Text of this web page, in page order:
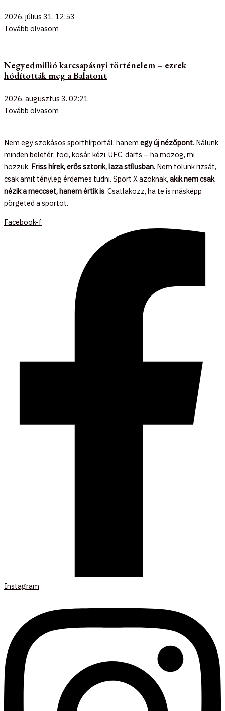
2026. július 31. 12:53
Tovább olvasom
Negyedmillió karcsapásnyi történelem – ezrek
hódították meg a Balatont
2026. augusztus 3. 02:21
Tovább olvasom
Nem egy szokásos sporthírportál, hanem egy új nézőpont. Nálunk
minden belefér: foci, kosár, kézi, UFC, darts – ha mozog, mi
hozzuk. Friss hírek, erős sztorik, laza stílusban. Nem tolunk rizsát,
csak amit tényleg érdemes tudni. Sport X azoknak, akik nem csak
nézik a meccset, hanem értik is. Csatlakozz, ha te is másképp
pörgeted a sportot.
Facebook-f
Instagram